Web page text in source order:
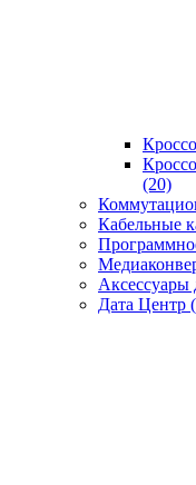
(20)
Кабельные
Аксессуары
Дата Центр